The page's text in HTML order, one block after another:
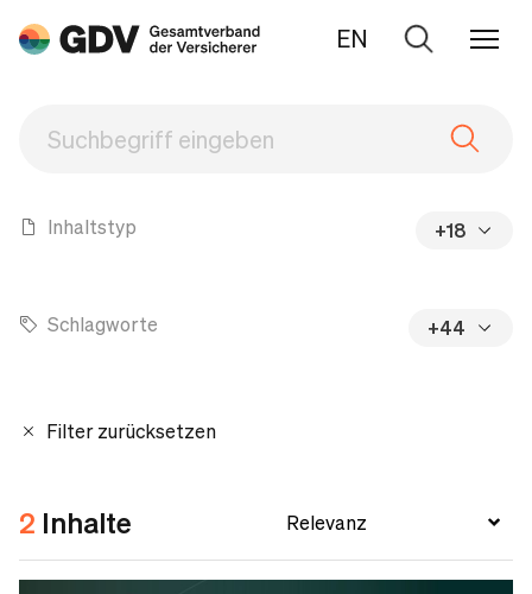
EN
Zur
Inhaltstyp +18
Schlagworte +44
Filter zurücksetzen
2 Inhalte